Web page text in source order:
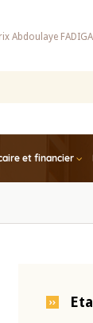
Abdoulaye FADIGA
et financier